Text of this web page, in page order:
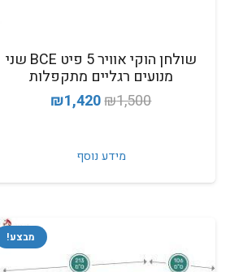
שולחן הוקי אוויר 5 פיט BCE שני
מנועים רגליים מתקפלות
₪1,500
המחיר
₪1,500.
₪1,420
המחיר
מידע נוסף
מבצע!